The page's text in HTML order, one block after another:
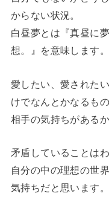
からない状況。
白昼夢とは『真昼に
想。』を意味します。
愛したい、愛された
けでなんとかなるも
相手の気持ちがあるか
矛盾していることは
自分の中の理想の世
気持ちだと思います。